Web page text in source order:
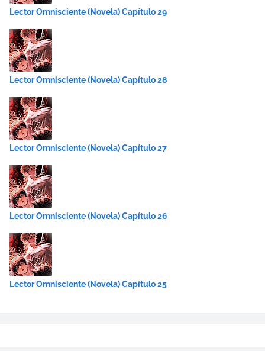
Lector Omnisciente (Novela) Capítulo 29
Lector Omnisciente (Novela) Capítulo 28
Lector Omnisciente (Novela) Capítulo 27
Lector Omnisciente (Novela) Capítulo 26
Lector Omnisciente (Novela) Capítulo 25